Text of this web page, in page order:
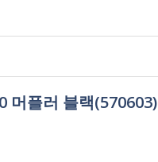
머플러 블랙(570603)